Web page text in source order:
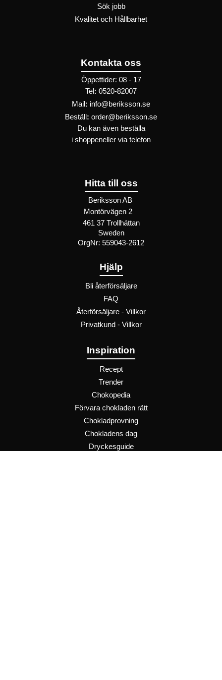
Sök jobb
Kvalitet och Hållbarhet
Kontakta oss
Öppettider: 08 - 17
Tel : 0520-82007
Mail : info@beriksson.se
Beställ : order@beriksson.se
Du kan även beställa
i shoppeneller via telefon
Hitta till oss
Beriksson AB
Montörvägen 2
461 37 Trollhättan
Sweden
OrgNr: 559043-2612
Hjälp
Bli återförsäljare
FAQ
Återförsäljare - Villkor
Privatkund - Villkor
Inspiration
Recept
Trender
Chokopedia
Förvara chokladen rätt
Chokladprovning
Chokladens dag
Dryckesguide